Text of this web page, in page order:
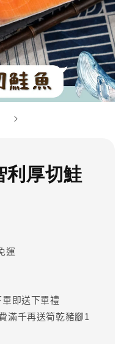
利厚切鮭
運
即送下單禮
滿千再送筍乾豬腳1